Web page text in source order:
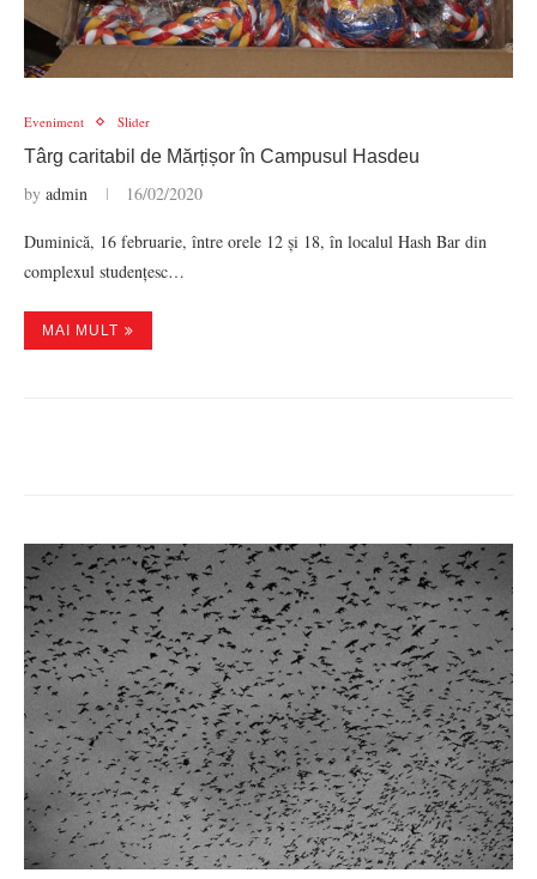
Eveniment Slider
Târg caritabil de Mărțișor în Campusul Hasdeu
by admin 16/02/2020
Duminică, 16 februarie, între orele 12 și 18, în localul Hash Bar din
complexul studențesc…
MAI MULT